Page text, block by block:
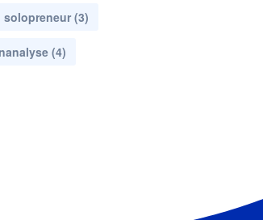
solopreneur (3)
(4)